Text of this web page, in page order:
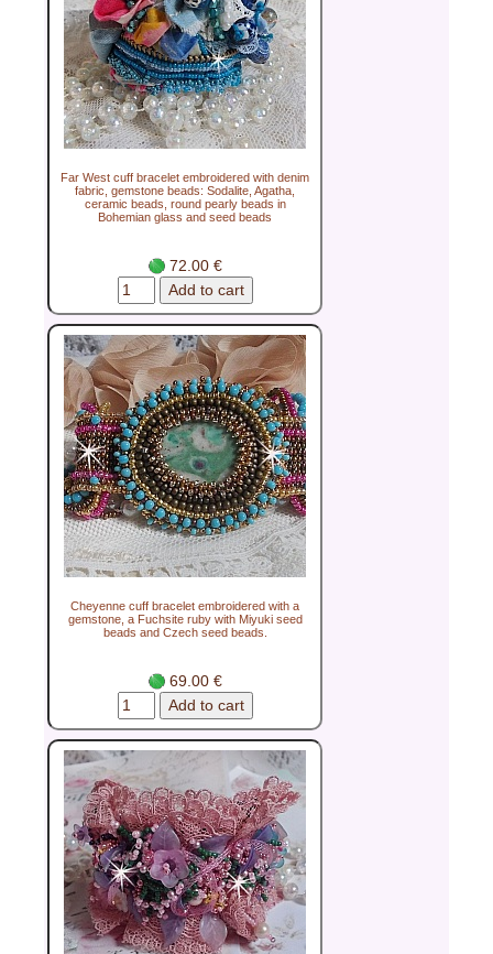
Far West cuff bracelet embroidered with denim
fabric, gemstone beads: Sodalite, Agatha,
ceramic beads, round pearly beads in
Bohemian glass and seed beads
72.00 €
Cheyenne cuff bracelet embroidered with a
gemstone, a Fuchsite ruby with Miyuki seed
beads and Czech seed beads.
69.00 €